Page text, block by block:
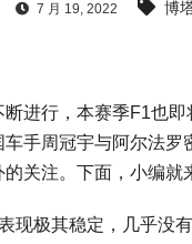
7 月 19, 2022 博
断进行，本赛季F1也
车手周冠宇与阿尔法
关注。下面，小编就
现极其稳定，几乎没